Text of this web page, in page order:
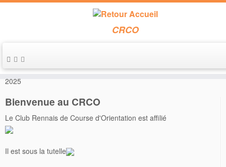
Passer
au
contenu
CRCO
Accueil » Annonces de course » Noct’O Liffré le samedi 1er février
2025
Bienvenue au CRCO
Le Club Rennais de Course d'Orientation est affilié
Il est sous la tutelle